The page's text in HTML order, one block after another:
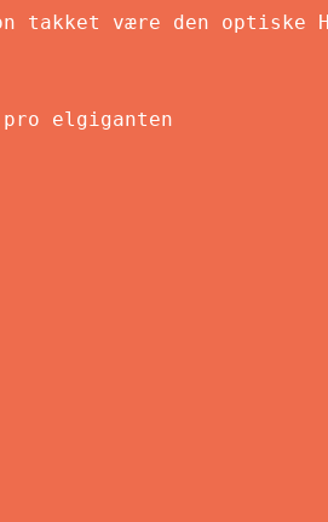
takket være den optiske
elgiganten